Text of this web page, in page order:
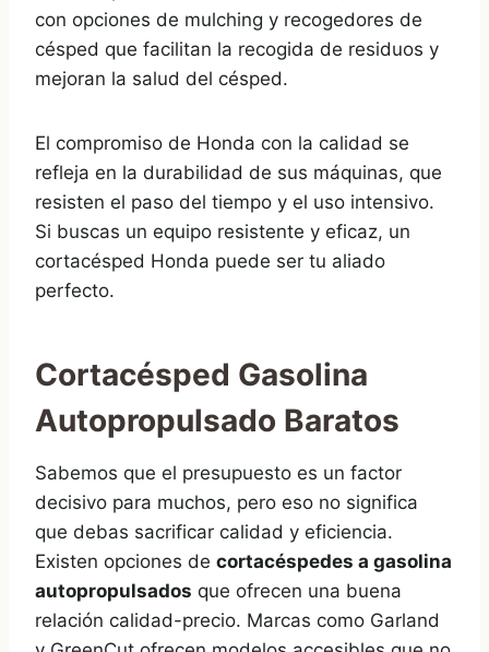
con opciones de mulching y recogedores de
césped que facilitan la recogida de residuos y
mejoran la salud del césped.
El compromiso de Honda con la calidad se
refleja en la durabilidad de sus máquinas, que
resisten el paso del tiempo y el uso intensivo.
Si buscas un equipo resistente y eficaz, un
cortacésped Honda puede ser tu aliado
perfecto.
Cortacésped Gasolina
Autopropulsado Baratos
Sabemos que el presupuesto es un factor
decisivo para muchos, pero eso no significa
que debas sacrificar calidad y eficiencia.
Existen opciones de cortacéspedes a gasolina
autopropulsados que ofrecen una buena
relación calidad-precio. Marcas como Garland